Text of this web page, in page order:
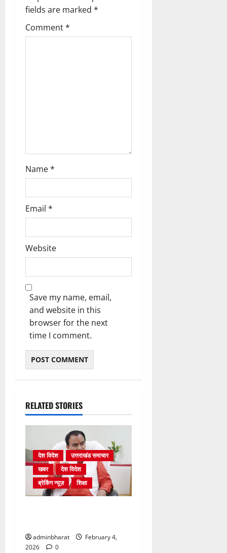
i
fields are marked *
Comment*
Name*
Email *
Website
Save my name, email,
and website in this
browser for the next
time I comment.
RELATED STORIES
देश विदेश
उत्तराखंड समाचार
खबर
देश विदेश
ब्रेकिंग न्यूज़
शिक्षा
adminbharat
February 4,
2026
0